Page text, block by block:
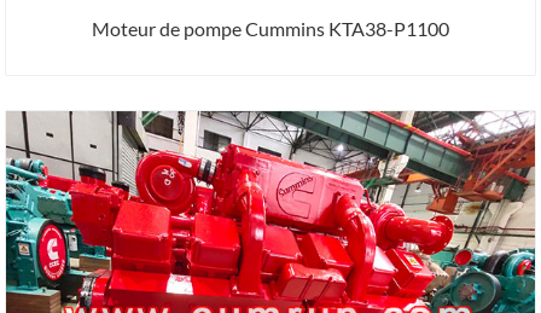
Moteur de pompe Cummins KTA38-P1100